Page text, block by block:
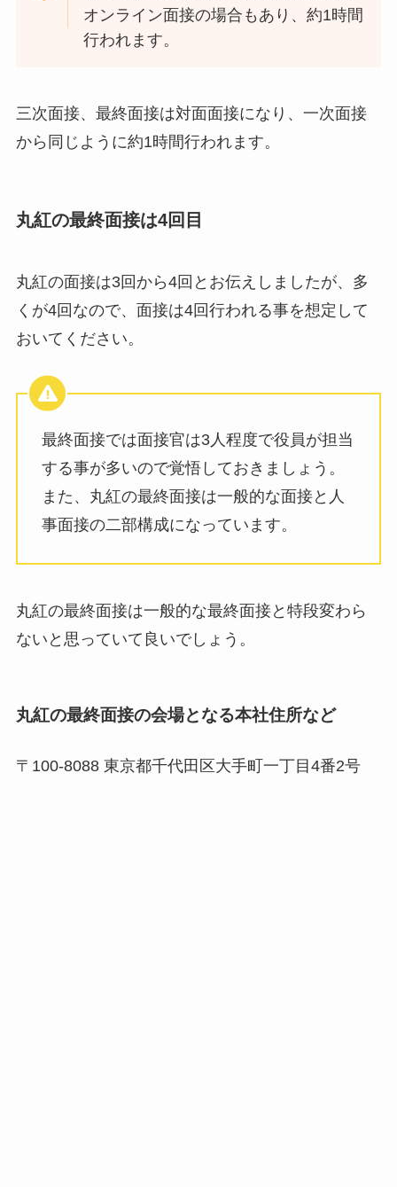
オンライン面接の場合もあり、約1時間
行われます。
三次面接、最終面接は対面面接になり、一次面接
から同じように約1時間行われます。
丸紅の最終面接は4回目
丸紅の面接は3回から4回とお伝えしましたが、多
くが4回なので、面接は4回行われる事を想定して
おいてください。
最終面接では面接官は3人程度で役員が担当
する事が多いので覚悟しておきましょう。
また、丸紅の最終面接は一般的な面接と人
事面接の二部構成になっています。
丸紅の最終面接は一般的な最終面接と特段変わら
ないと思っていて良いでしょう。
丸紅の最終面接の会場となる本社住所など
〒100-8088 東京都千代田区大手町一丁目4番2号